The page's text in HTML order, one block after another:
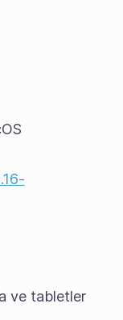
ve tabletler